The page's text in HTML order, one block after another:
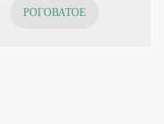
РОГОВАТОЕ